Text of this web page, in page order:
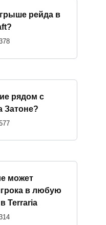
рейда в
рядом с
Затоне?
может
в любую
Terraria